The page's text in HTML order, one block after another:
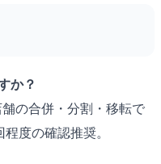
か？
の合併・分割・移転で
度の確認推奨。